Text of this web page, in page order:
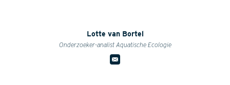
Lotte van Bortel
Onderzoeker-analist Aquatische Ecologie